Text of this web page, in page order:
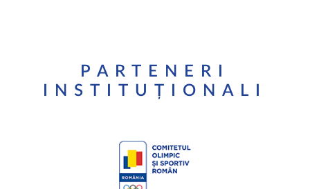
PARTENERI
INSTITUȚIONALI